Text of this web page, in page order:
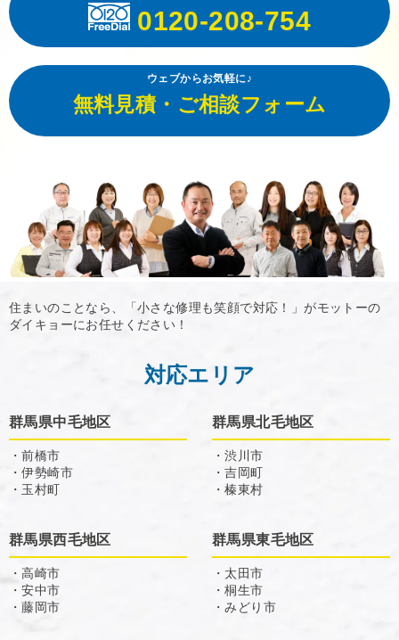
0120-208-754
ウェブからお気軽に♪
無料見積・ご相談フォーム
住まいのことなら、「小さな修理も笑顔で対応！」がモットーの
ダイキョーにお任せください！
対応エリア
群馬県中毛地区
・前橋市
・伊勢崎市
・玉村町
群馬県北毛地区
・渋川市
・吉岡町
・榛東村
群馬県西毛地区
・高崎市
・安中市
・藤岡市
群馬県東毛地区
・太田市
・桐生市
・みどり市